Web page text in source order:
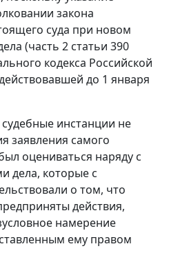
закона
суда при новом
(часть 2 статьи 390
кодекса Российской
до 1 января
инстанции не
заявления самого
оцениваться наряду с
дела, которые с
о том, что
действия,
намерение
ему правом